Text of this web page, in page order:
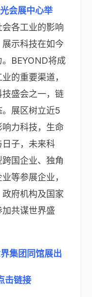
会展中心举
各工业的影响
示科技在如今
BEYOND将成
的重要渠道，
盛会之一，链
展区树立近5
力科技，生命
子，未来科
国企业、独角
等参展企业，
府机构及国家
共谋世界盛
集团同馆展出
击链接